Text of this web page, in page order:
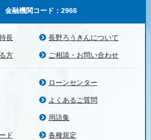
金融機関コード：2966
長 長野ろうきんについて
方 ご相談・お問い合わせ
ローンセンター
よくあるご質問
用語集
ド 各種規定